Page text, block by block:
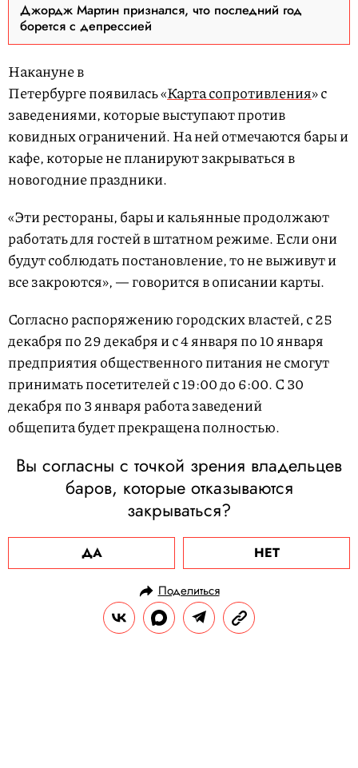
Джордж Мартин признался, что последний год
борется с депрессией
Накануне в
Петербурге появилась «Карта сопротивления» с
заведениями, которые выступают против
ковидных ограничений. На ней отмечаются бары и
кафе, которые не планируют закрываться в
новогодние праздники.
«Эти рестораны, бары и кальянные продолжают
работать для гостей в штатном режиме. Если они
будут соблюдать постановление, то не выживут и
все закроются», — говорится в описании карты.
Согласно распоряжению городских властей, с 25
декабря по 29 декабря и с 4 января по 10 января
предприятия общественного питания не смогут
принимать посетителей с 19:00 до 6:00. С 30
декабря по 3 января работа заведений
общепита будет прекращена полностью.
Вы согласны с точкой зрения владельцев
баров, которые отказываются
закрываться?
ДА НЕТ
Поделиться